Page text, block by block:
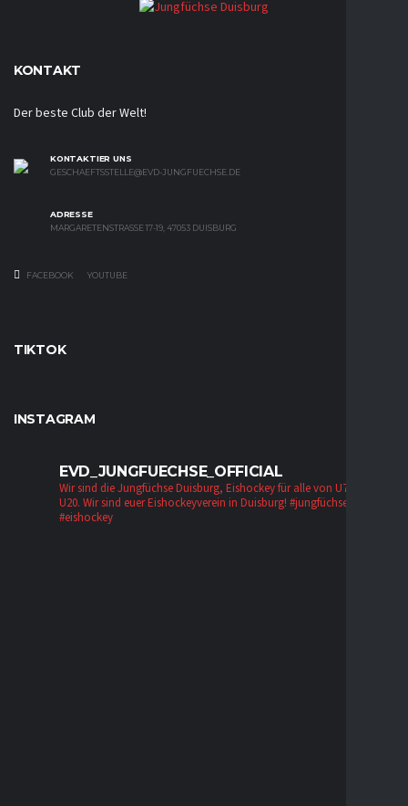
KONTAKT
Der beste Club der Welt!
KONTAKTIER UNS
GESCHAEFTSSTELLE@EVD-JUNGFUECHSE.DE
ADRESSE
MARGARETENSTRASSE 17-19, 47053 DUISBURG
FACEBOOK YOUTUBE
TIKTOK
INSTAGRAM
EVD_JUNGFUECHSE_OFFICIAL
Wir sind die Jungfüchse Duisburg, Eishockey für alle von U7 bis zur
U20. Wir sind euer Eishockeyverein in Duisburg! #jungfüchse #evd
#eishockey